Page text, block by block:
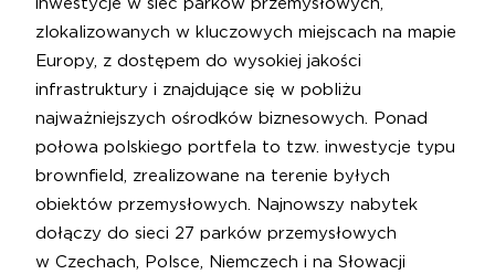
inwestycje w sieć parków przemysłowych,
zlokalizowanych w kluczowych miejscach na mapie
Europy, z dostępem do wysokiej jakości
infrastruktury i znajdujące się w pobliżu
najważniejszych ośrodków biznesowych. Ponad
połowa polskiego portfela to tzw. inwestycje typu
brownfield, zrealizowane na terenie byłych
obiektów przemysłowych. Najnowszy nabytek
dołączy do sieci 27 parków przemysłowych
w Czechach, Polsce, Niemczech i na Słowacji